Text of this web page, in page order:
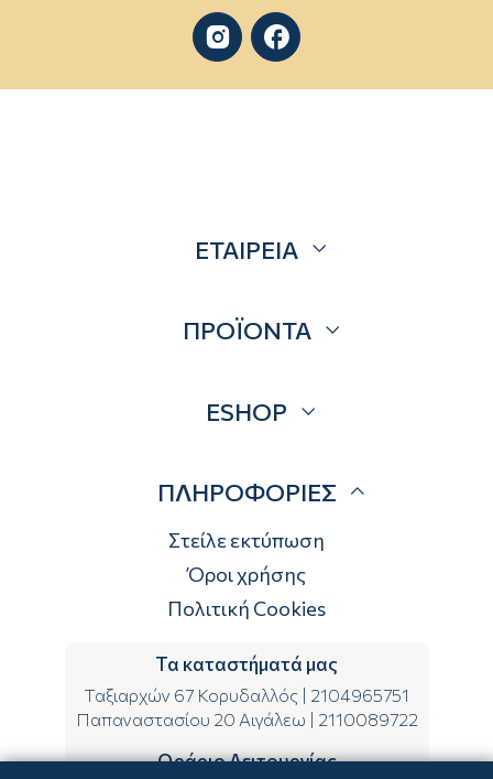
 
ΕΤΑΙΡΕΙΑ
Επικοινωνία
ΠΡΟΪΟΝΤΑ
Brands
ESHOP
Τρόποι αποστολής
Τρόποι πληρωμής
Επιστροφές
ΠΛΗΡΟΦΟΡΙΕΣ
Στείλε εκτύπωση
Όροι χρήσης
Πολιτική Cookies
Τα καταστήματά μας
Ταξιαρχών 67 Κορυδαλλός
2104965751
Παπαναστασίου 20 Αιγάλεω
2110089722
Ωράριο Λειτουργίας